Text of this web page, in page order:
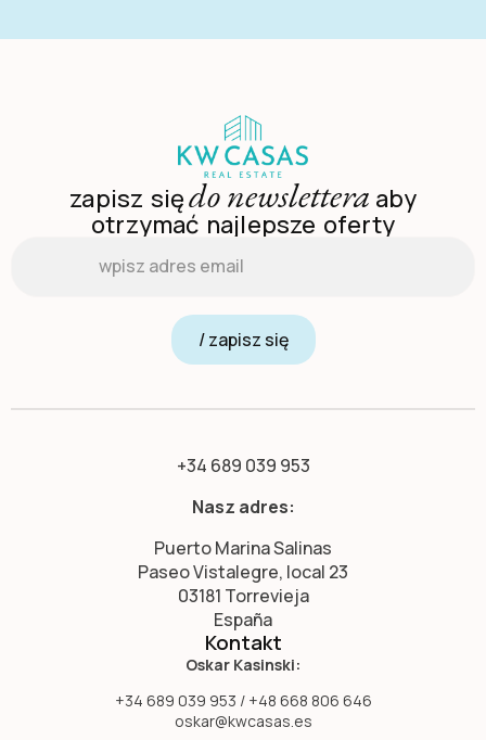
zapisz siędo newslettera aby
otrzymać najlepsze oferty
/ zapisz się
+34 689 039 953
Nasz adres:
Puerto Marina Salinas
Paseo Vistalegre, local 23
03181 Torrevieja
España
Kontakt
Oskar Kasinski:
+34 689 039 953 / +48 668 806 646
oskar@kwcasas.es